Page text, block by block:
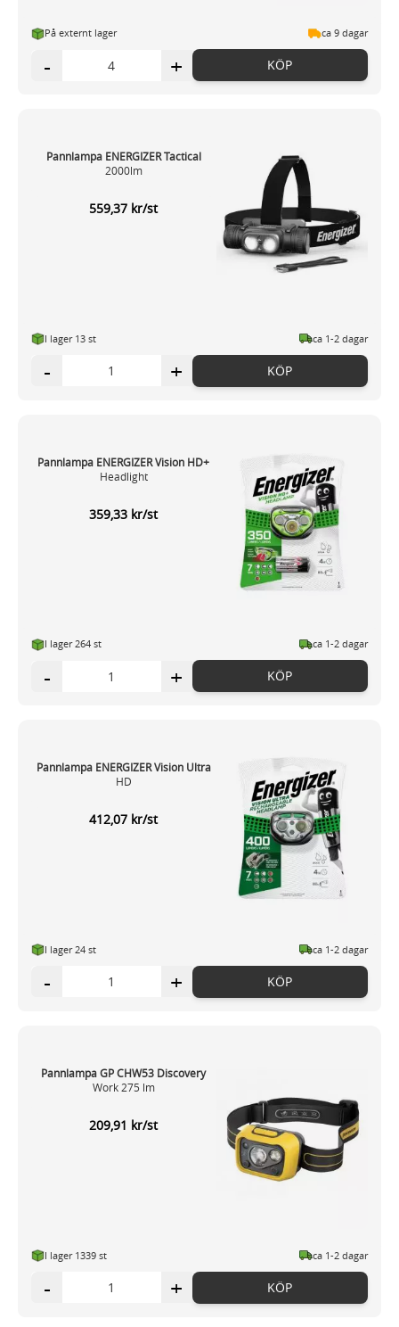
På externt lager ca 9 dagar
- + KÖP
Pannlampa ENERGIZER Tactical
2000lm
559,37 kr/st
I lager 13 st ca 1-2 dagar
- + KÖP
Pannlampa ENERGIZER Vision HD+
Headlight
359,33 kr/st
I lager 264 st ca 1-2 dagar
- + KÖP
Pannlampa ENERGIZER Vision Ultra
HD
412,07 kr/st
I lager 24 st ca 1-2 dagar
- + KÖP
Pannlampa GP CHW53 Discovery
Work 275 lm
209,91 kr/st
I lager 1339 st ca 1-2 dagar
- + KÖP